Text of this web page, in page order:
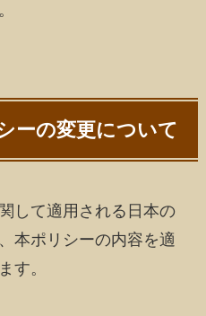
ーの変更について
して適用される日本の
本ポリシーの内容を適
す。